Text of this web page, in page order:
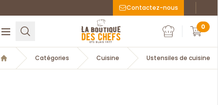
Contactez-nous
Ouvrir le menuRechercher
La Boutique des chefs
Mon compte
Mon
0
Accueil
Catégories Cuisine Ustensiles de cuisine